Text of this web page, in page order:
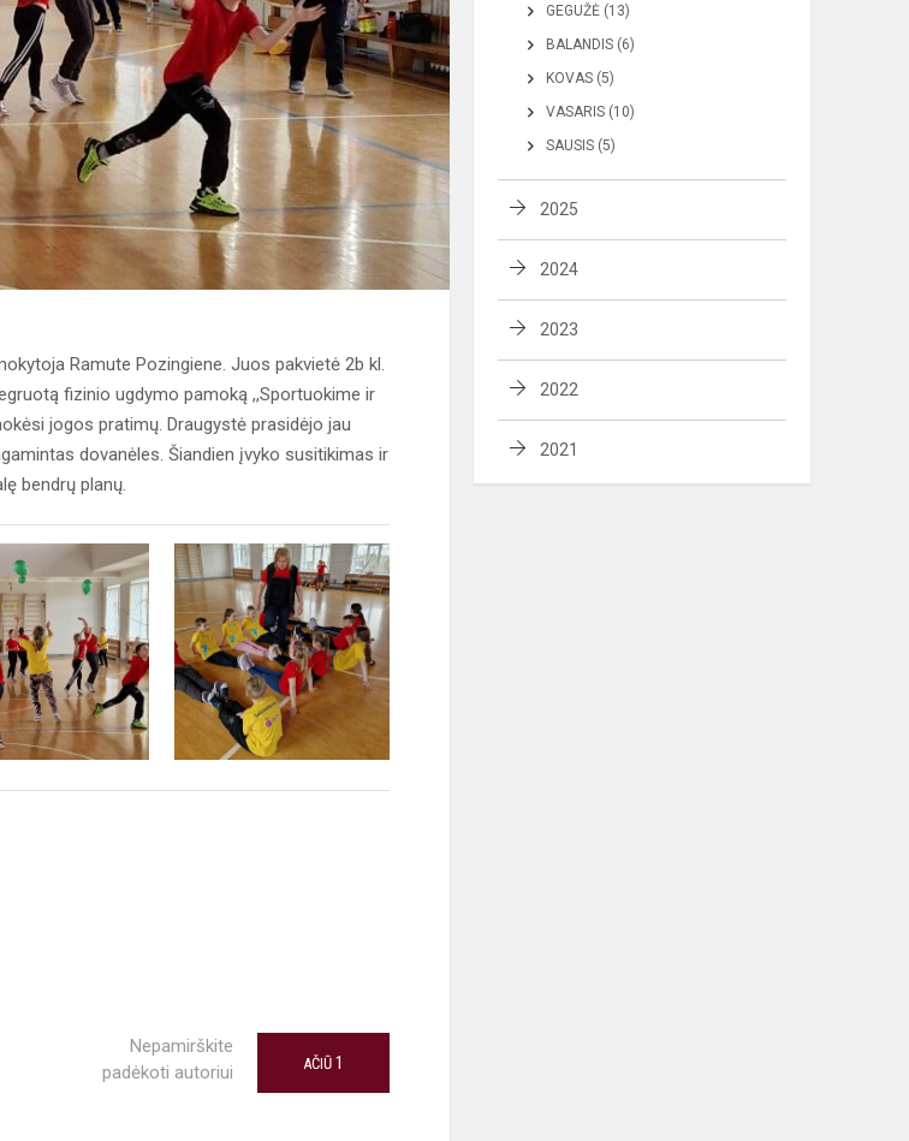
Ramute Pozingiene. Juos pakvietė 2b kl.
fizinio ugdymo pamoką ,,Sportuokime ir
jogos pratimų. Draugystė prasidėjo jau
dovanėles. Šiandien įvyko susitikimas ir
bendrų planų.
Nepamirškite
padėkoti autoriui
AČIŪ 1
GEGUŽĖ (13)
BALANDIS (6)
KOVAS (5)
VASARIS (10)
SAUSIS (5)
2025
2024
2023
2022
2021